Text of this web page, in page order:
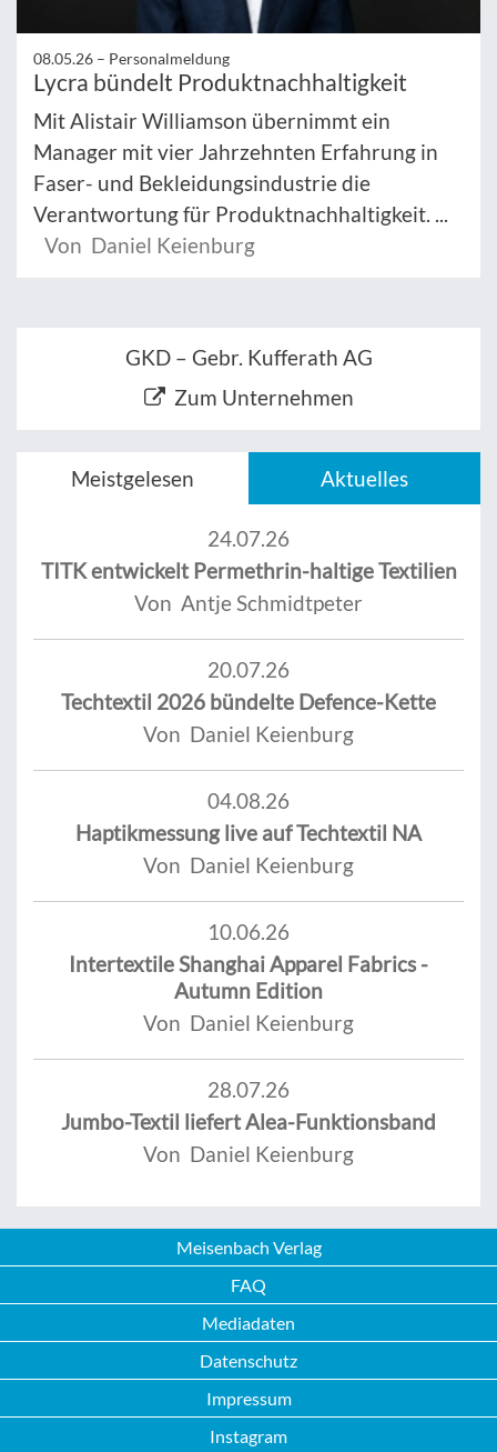
08.05.26 – Personalmeldung
Lycra bündelt Produktnachhaltigkeit
Mit Alistair Williamson übernimmt ein
Manager mit vier Jahrzehnten Erfahrung in
Faser- und Bekleidungsindustrie die
Verantwortung für Produktnachhaltigkeit. ...
Von Daniel Keienburg
GKD – Gebr. Kufferath AG
Zum Unternehmen
Meistgelesen Aktuelles
24.07.26
TITK entwickelt Permethrin-haltige Textilien
Von Antje Schmidtpeter
20.07.26
Techtextil 2026 bündelte Defence-Kette
Von Daniel Keienburg
04.08.26
Haptikmessung live auf Techtextil NA
Von Daniel Keienburg
10.06.26
Intertextile Shanghai Apparel Fabrics -
Autumn Edition
Von Daniel Keienburg
28.07.26
Jumbo-Textil liefert Alea-Funktionsband
Von Daniel Keienburg
Meisenbach Verlag
FAQ
Mediadaten
Datenschutz
Impressum
Instagram